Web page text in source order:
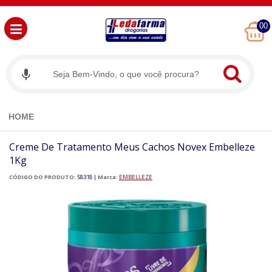
00
HOME
Creme De Tratamento Meus Cachos Novex Embelleze
1Kg
CÓDIGO DO PRODUTO: 58318 | Marca: EMBELLEZE